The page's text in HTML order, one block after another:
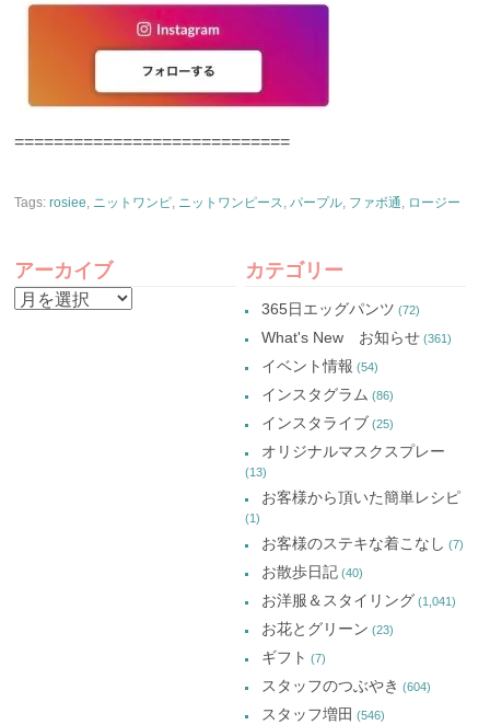
============================
Tags:rosiee, ニットワンピ, ニットワンピース,パープル, ファボ通, ロージー
アーカイブ
ア
カテゴリー
365日エッグパンツ (72)
What's New お知らせ(361)
イベント情報 (54)
インスタグラム (86)
インスタライブ (25)
オリジナルマスクスプレー
(13)
お客様から頂いた簡単レシピ
(1)
お客様のステキな着こなし (7)
お散歩日記(40)
お洋服＆スタイリング (1,041)
お花とグリーン (23)
ギフト (7)
スタッフのつぶやき (604)
スタッフ増田 (546)